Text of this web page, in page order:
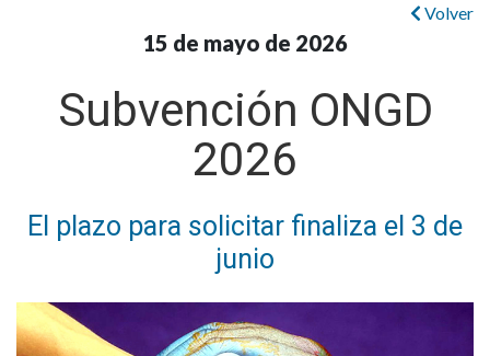
Volver
15 de mayo de 2026
Subvención ONGD
2026
El plazo para solicitar finaliza el 3 de
junio